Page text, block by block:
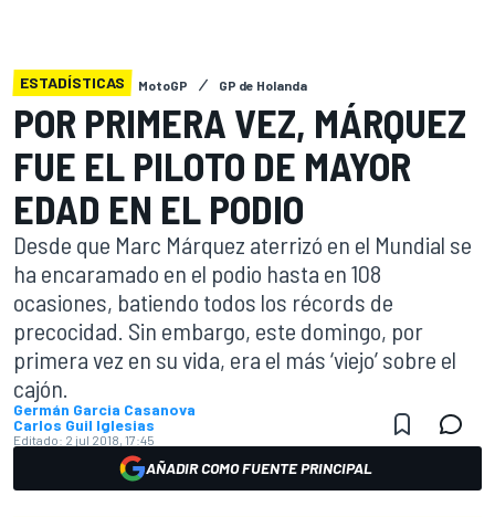
ESTADÍSTICAS MotoGP GP de Holanda
POR PRIMERA VEZ, MÁRQUEZ
FUE EL PILOTO DE MAYOR
EDAD EN EL PODIO
Desde que Marc Márquez aterrizó en el Mundial se
ha encaramado en el podio hasta en 108
ocasiones, batiendo todos los récords de
precocidad. Sin embargo, este domingo, por
primera vez en su vida, era el más ‘viejo’ sobre el
cajón.
Germán Garcia Casanova
Carlos Guil Iglesias
Editado: 2 jul 2018, 17:45
AÑADIR COMO FUENTE PRINCIPAL